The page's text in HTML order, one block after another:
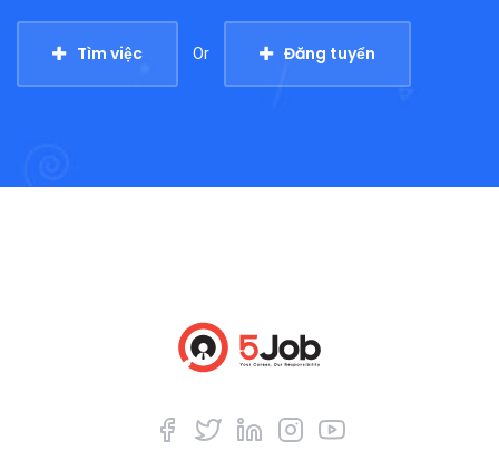
Tìm việc Or Đăng tuyển